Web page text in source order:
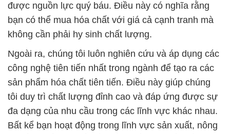
được nguồn lực quý báu. Điều này có nghĩa rằng
bạn có thể mua hóa chất với giá cả cạnh tranh mà
không cần phải hy sinh chất lượng.
Ngoài ra, chúng tôi luôn nghiên cứu và áp dụng các
công nghệ tiên tiến nhất trong ngành để tạo ra các
sản phẩm hóa chất tiên tiến. Điều này giúp chúng
tôi duy trì chất lượng đỉnh cao và đáp ứng được sự
đa dạng của nhu cầu trong các lĩnh vực khác nhau.
Bất kể bạn hoạt động trong lĩnh vực sản xuất, nông